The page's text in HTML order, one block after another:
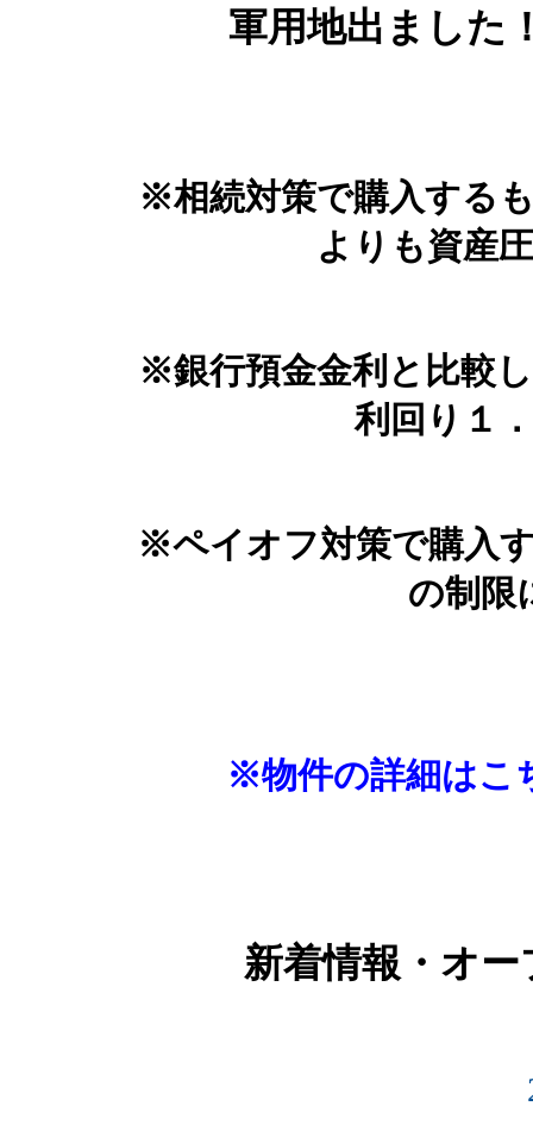
軍用地出ました
※相続対策で購入す
よりも資産
※銀行預金金利と比
利回り１
※ペイオフ対策で購
の制限
※物件の詳細はこ
新着情報・オ